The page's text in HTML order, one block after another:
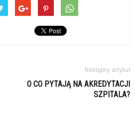
Następny artykuł
O CO PYTAJĄ NA AKREDYTACJI
SZPITALA?